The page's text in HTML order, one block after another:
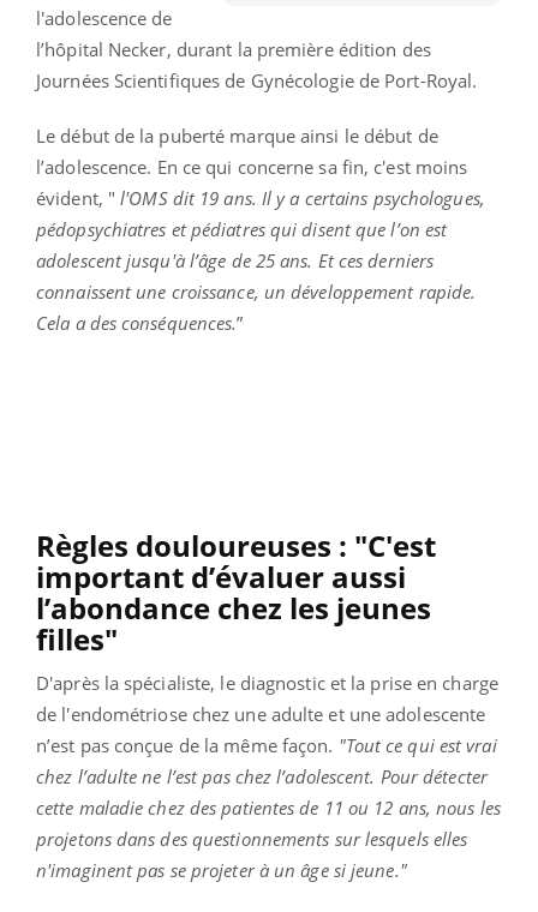
l'adolescence de
l’hôpital Necker, durant la première édition des
Journées Scientifiques de Gynécologie de Port-Royal.
Le début de la puberté marque ainsi le début de
l’adolescence. En ce qui concerne sa fin, c'est moins
évident, "l'OMS dit 19 ans. Il y a certains psychologues,
pédopsychiatres et pédiatres qui disent que l’on est
adolescent jusqu'à l’âge de 25 ans. Et ces derniers
connaissent une croissance, un développement rapide.
Cela a des conséquences.”
Règles douloureuses : "C'est
important d’évaluer aussi
l’abondance chez les jeunes
filles"
D'après la spécialiste, le diagnostic et la prise en charge
de l'endométriose chez une adulte et une adolescente
n’est pas conçue de la même façon. "Tout ce qui est vrai
chez l’adulte ne l’est pas chez l’adolescent. Pour détecter
cette maladie chez des patientes de 11 ou 12 ans, nous les
projetons dans des questionnements sur lesquels elles
n'imaginent pas se projeter à un âge si jeune."